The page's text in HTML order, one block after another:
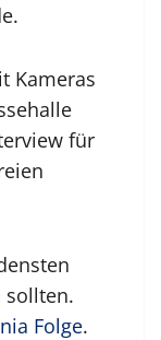
Kameras
für
sollten.
Folge.